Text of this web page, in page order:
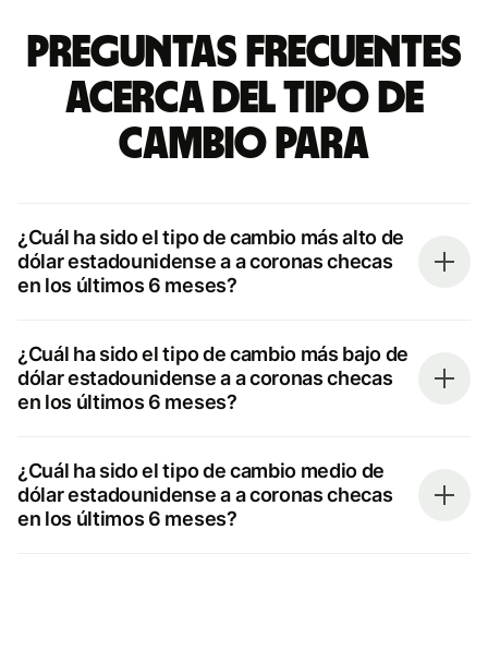
Preguntas frecuentes
acerca del tipo de
cambio para
¿Cuál ha sido el tipo de cambio más alto de
dólar estadounidense a a coronas checas
en los últimos 6 meses?
¿Cuál ha sido el tipo de cambio más bajo de
dólar estadounidense a a coronas checas
en los últimos 6 meses?
¿Cuál ha sido el tipo de cambio medio de
dólar estadounidense a a coronas checas
en los últimos 6 meses?